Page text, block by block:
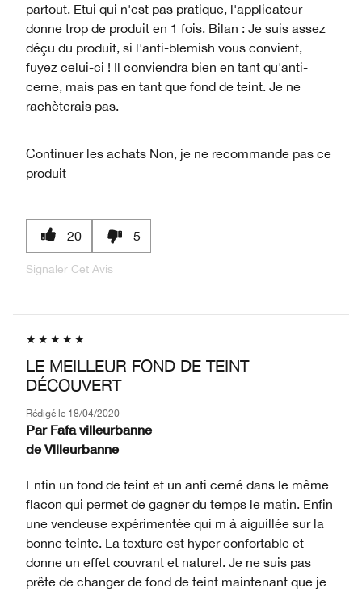
partout. Etui qui n'est pas pratique, l'applicateur
donne trop de produit en 1 fois. Bilan : Je suis assez
déçu du produit, si l'anti-blemish vous convient,
fuyez celui-ci ! Il conviendra bien en tant qu'anti-
cerne, mais pas en tant que fond de teint. Je ne
rachèterais pas.
Continuer les achats Non, je ne recommande pas ce
produit
20 5
Signaler Cet Avis
LE MEILLEUR FOND DE TEINT
DÉCOUVERT
Rédigé le 18/04/2020
Par Fafa villeurbanne
de Villeurbanne
Enfin un fond de teint et un anti cerné dans le même
flacon qui permet de gagner du temps le matin. Enfin
une vendeuse expérimentée qui m à aiguillée sur la
bonne teinte. La texture est hyper confortable et
donne un effet couvrant et naturel. Je ne suis pas
prête de changer de fond de teint maintenant que je